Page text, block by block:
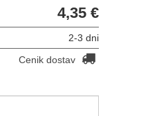
4,35 €
2-3 dni
Cenik dostav